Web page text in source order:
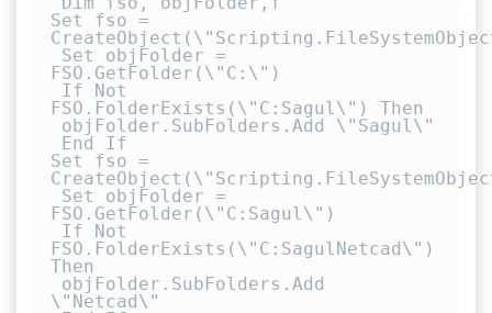
Set fso =
FSO.GetFolder(\"C:\")
FSO.FolderExists(\"C:Sagul\") Then
Set fso =
FSO.GetFolder(\"C:Sagul\")
FSO.FolderExists(\"C:SagulNetcad\")
Then
\"Netcad\"